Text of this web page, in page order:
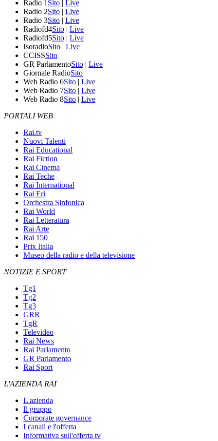
Radio 1 Sito | Live
Radio 2Sito | Live
Radio 3Sito | Live
Radiofd4Sito | Live
Radiofd5Sito | Live
IsoradioSito | Live
CCISSSito
GR ParlamentoSito | Live
Giornale RadioSito
Web Radio 6Sito | Live
Web Radio 7Sito | Live
Web Radio 8Sito | Live
PORTALI WEB
Rai.tv
Nuovi Talenti
Rai Educational
Rai Fiction
Rai Cinema
Rai Teche
Rai International
Rai Eri
Orchestra Sinfonica
Rai World
Rai Letteratura
Rai Arte
Rai 150
Prix Italia
Museo della radio e della televisione
NOTIZIE E SPORT
Tg1
Tg2
Tg3
GRR
TgR
Televideo
Rai News
Rai Parlamento
GR Parlamento
Rai Sport
L'AZIENDA RAI
L'azienda
Il gruppo
Corporate governance
I canali e l'offerta
Informativa sull'offerta tv